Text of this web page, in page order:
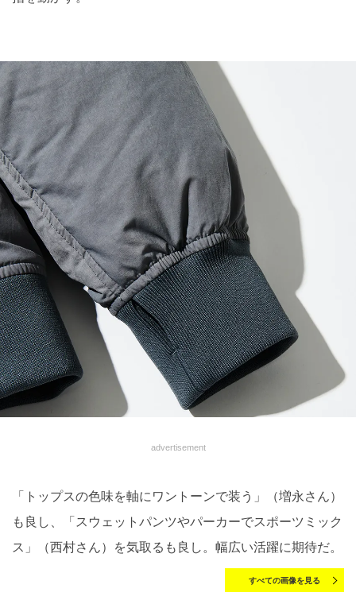
advertisement
「トップスの色味を軸にワントーンで装う」（増永さん）
も良し、「スウェットパンツやパーカーでスポーツミック
ス」（西村さん）を気取るも良し。幅広い活躍に期待だ。
すべての画像を見る